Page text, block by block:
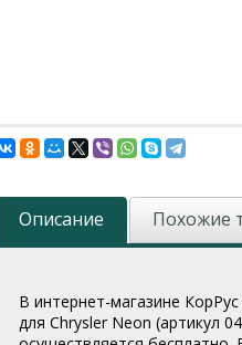
Описание Похожие
В интернет-магазине
для Chrysler Neon (артикул